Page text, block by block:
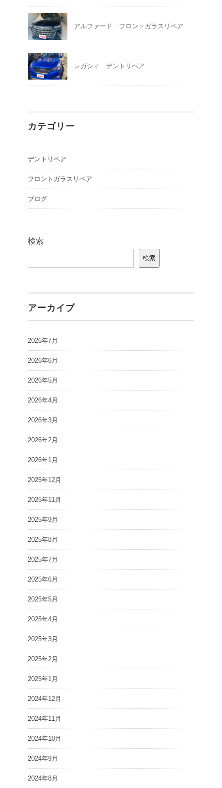
アルファード フロントガラスリペア
レガシィ デントリペア
カテゴリー
デントリペア
フロントガラスリペア
ブログ
検索
検索
アーカイブ
2026年7月
2026年6月
2026年5月
2026年4月
2026年3月
2026年2月
2026年1月
2025年12月
2025年11月
2025年9月
2025年8月
2025年7月
2025年6月
2025年5月
2025年4月
2025年3月
2025年2月
2025年1月
2024年12月
2024年11月
2024年10月
2024年9月
2024年8月